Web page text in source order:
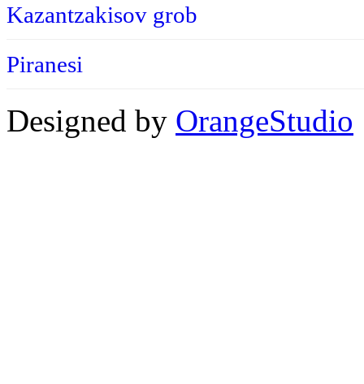
Kazantzakisov grob
Piranesi
Designed by OrangeStudio